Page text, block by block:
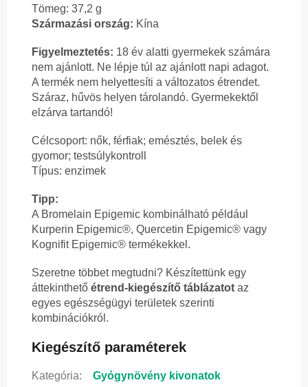
Tömeg: 37,2 g
Származási ország: Kína
Figyelmeztetés: 18 év alatti gyermekek számára
nem ajánlott. Ne lépje túl az ajánlott napi adagot.
A termék nem helyettesíti a változatos étrendet.
Száraz, hűvös helyen tárolandó. Gyermekektől
elzárva tartandó!
Célcsoport: nők, férfiak; emésztés, belek és
gyomor; testsúlykontroll
Típus: enzimek
Tipp:
A Bromelain Epigemic kombinálható például
Kurperin Epigemic®, Quercetin Epigemic® vagy
Kognifit Epigemic® termékekkel.
Szeretne többet megtudni? Készítettünk egy
áttekinthető étrend-kiegészítő táblázatot az
egyes egészségügyi területek szerinti
kombinációkról.
Kiegészítő paraméterek
Kategória:
Gyógynövény kivonatok